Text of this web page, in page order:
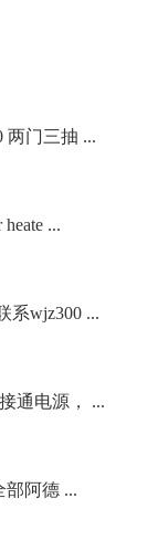
两门三抽 ...
...
系wjz300 ...
通电源， ...
部阿德 ...